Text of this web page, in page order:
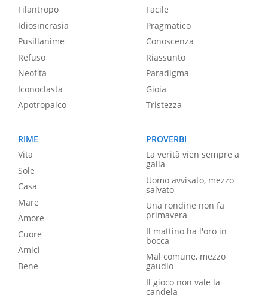
Filantropo
Idiosincrasia
Pusillanime
Refuso
Neofita
Iconoclasta
Apotropaico
Facile
Pragmatico
Conoscenza
Riassunto
Paradigma
Gioia
Tristezza
RIME
Vita
Sole
Casa
Mare
Amore
Cuore
Amici
Bene
PROVERBI
La verità vien sempre a
galla
Uomo avvisato, mezzo
salvato
Una rondine non fa
primavera
Il mattino ha l'oro in
bocca
Mal comune, mezzo
gaudio
Il gioco non vale la
candela